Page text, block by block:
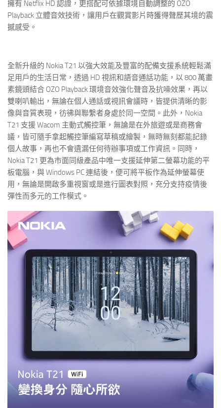
擁有 Netflix HD 認證，更搭配可依據環境自動調整的 OZO
Playback 立體音效技術，讓用戶在觀賞影片時獲得聲歷其境的震
撼感受。
全新升級的 Nokia T21 以強大效能及豐富的配備支援系統輕鬆滿
足用戶的生活日常，透過 HD 視訊和語音通話功能，以 800 萬畫
素鏡頭結合 OZO Playback 環境音效強化聲音及抗噪效果，再以
雙喇叭輸出，無論在個人通話或視訊會議時，皆提供清晰的影
像與音質表現，彷彿與聯繫者身處於同一空間。此外，Nokia
T21 支援 Wacom 主動式觸控筆，無論是在外旅遊或是商務會
議，皆可隨手拿起觸控筆編寫草稿或繪製，無時無刻都能記錄
個人故事，再也不會遺漏任何待辦事項或工作資訊。同時，
Nokia T21 更為市面同級產品中唯一支援延伸第二螢幕功能的平
板電腦，與 Windows PC 連結後，便可將平板作為延伸螢幕使
用，無論是開啟多重視窗或是進行圖表對照，充分支持疫情後
彈性而多元的工作模式。